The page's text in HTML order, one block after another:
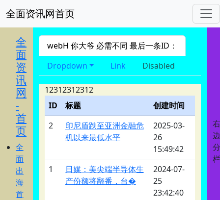
全面资讯网首页
全
面
资
讯
网
-
首
页
全
面
出
海
首
webH 你大爷 必需不同 最后一条ID：
Dropdown
Link Disabled
12312312312
ID
标题
创建时间
2
印尼盾跌至亚洲金融危
机以来最低水平
2025-03-
26
15:49:42
1
日媒：美尖端半导体生
产份额将翻番，台�
2024-07-
25
23:42:40
右
边
分
栏